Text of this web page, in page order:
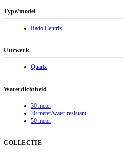
Type/model
Rado Centrix
Uurwerk
Quartz
Waterdichtheid
30 meter
30 meter/water resistant
50 meter
COLLECTIE